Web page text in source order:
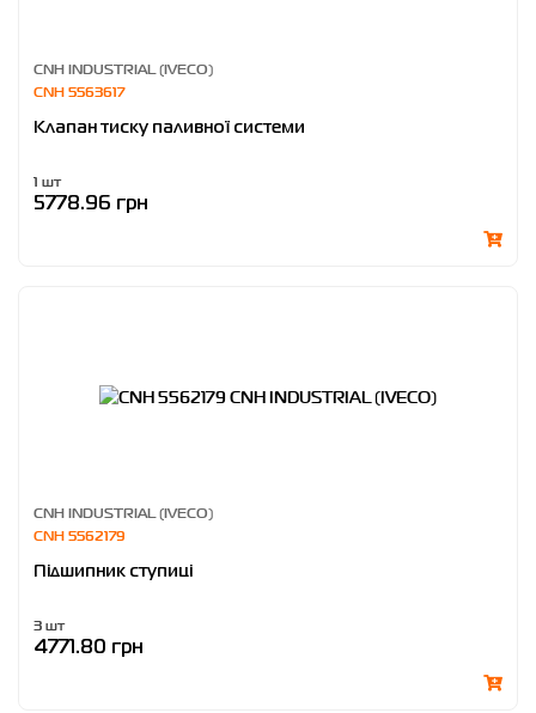
CNH INDUSTRIAL (IVECO)
CNH 5563617
Клапан тиску паливної системи
1 шт
5778.96 грн
CNH INDUSTRIAL (IVECO)
CNH 5562179
Підшипник ступиці
3 шт
4771.80 грн